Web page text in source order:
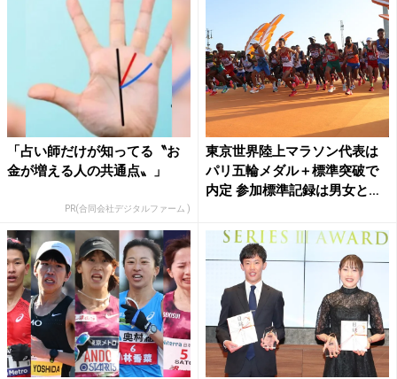
「占い師だけが知ってる〝お
金が増える人の共通点〟」
PR(合同会社デジタルファーム )
東京世界陸上マラソン代表は
パリ五輪メダル＋標準突破で
内定 参加標準記録は男女と